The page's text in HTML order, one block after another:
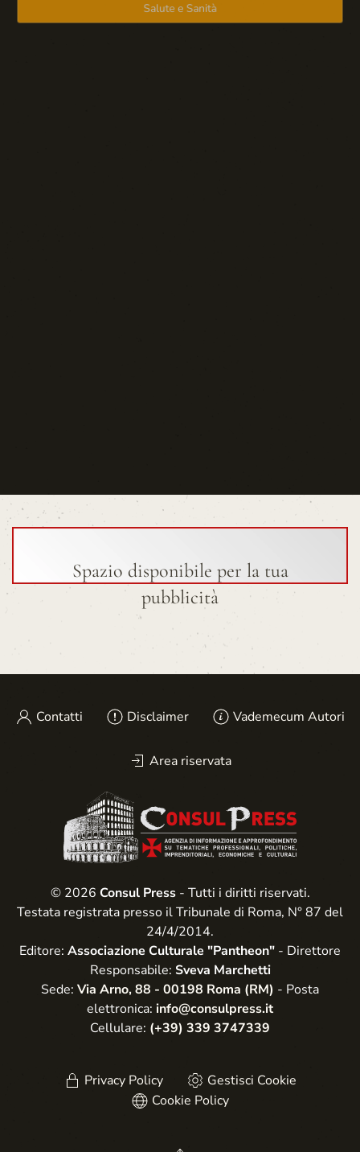
Salute e Sanità
Spazio disponibile per la tua
pubblicità
Contatti Disclaimer Vademecum Autori
Area riservata
© 2026 Consul Press- Tutti i diritti riservati.
Testata registrata presso il Tribunale di Roma, N° 87 del
24/4/2014.
Editore: Associazione Culturale "Pantheon" - Direttore
Responsabile: Sveva Marchetti
Sede: Via Arno, 88 - 00198 Roma (RM) - Posta
elettronica: info@consulpress.it
Cellulare: (+39) 339 3747339
Privacy Policy
Gestisci Cookie
Cookie Policy